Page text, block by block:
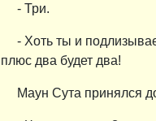
- Три.
- Хоть ты и
плюс два будет два!
Маун Сута принялся